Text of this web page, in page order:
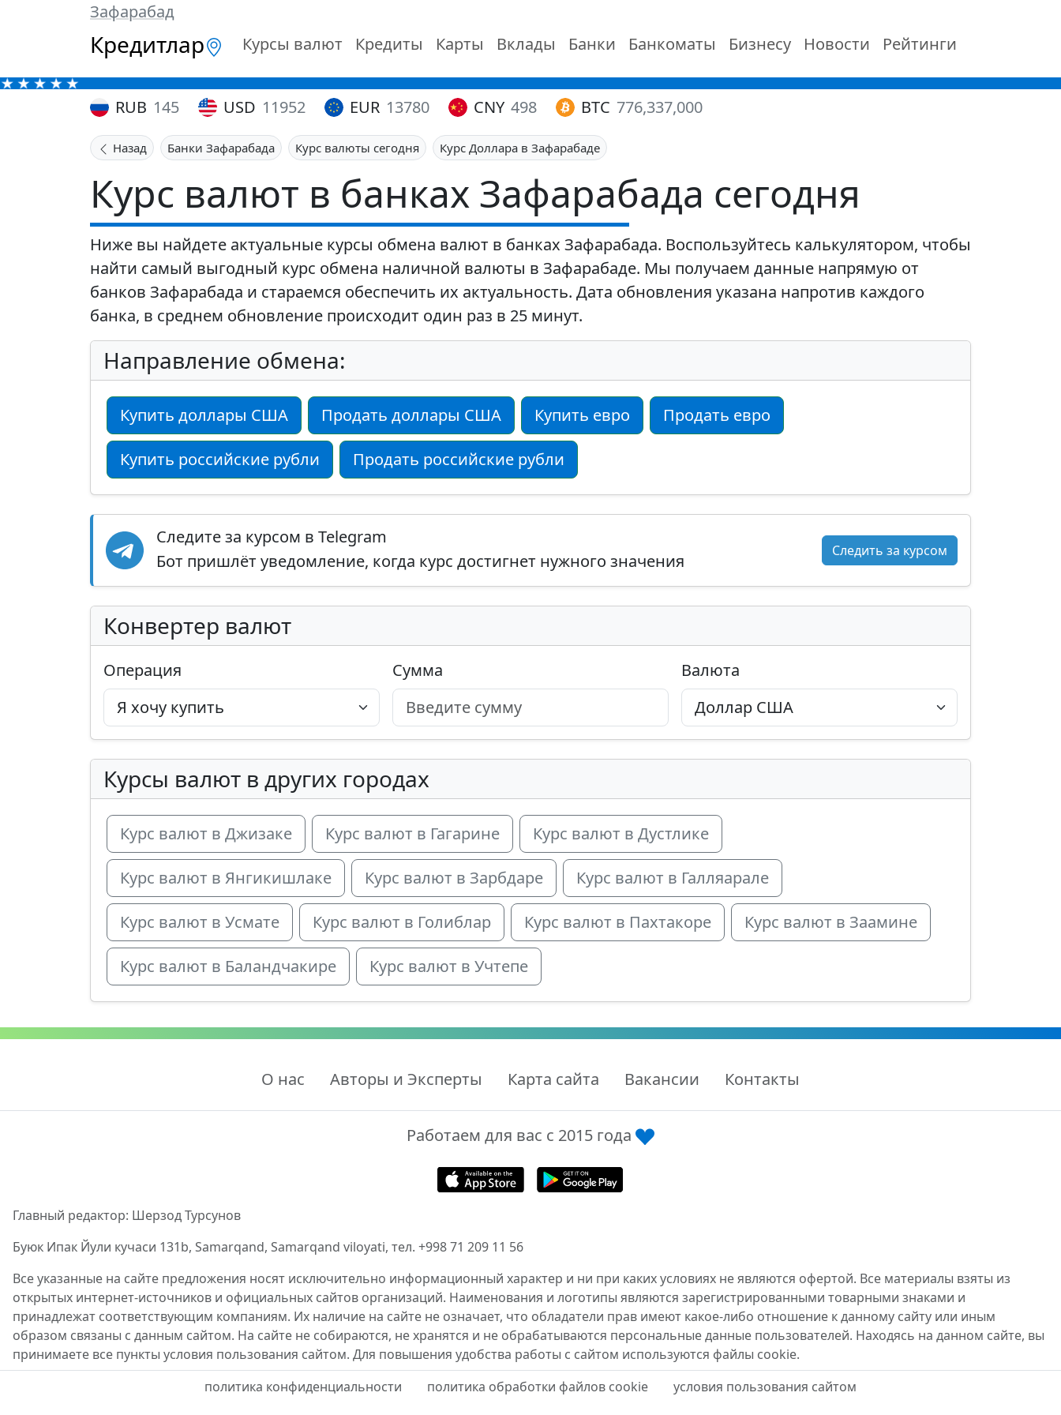
Зафарабад
Кредитлар Курсы валют Кредиты Карты Вклады Банки Банкоматы Бизнесу Новости Рейтинги
RUB 145 USD 11952 EUR 13780 CNY 498 BTC 776,337,000
Назад Банки Зафарабада Курс валюты сегодня Курс Доллара в Зафарабаде
Курс валют в банках Зафарабада сегодня
Ниже вы найдете актуальные курсы обмена валют в банках Зафарабада. Воспользуйтесь калькулятором, чтобы
найти самый выгодный курс обмена наличной валюты в Зафарабаде. Мы получаем данные напрямую от
банков Зафарабада и стараемся обеспечить их актуальность. Дата обновления указана напротив каждого
банка, в среднем обновление происходит один раз в 25 минут.
Направление обмена:
Купить доллары США Продать доллары США Купить евро Продать евро
Купить российские рубли Продать российские рубли
Следите за курсом в Telegram
Бот пришлёт уведомление, когда курс достигнет нужного значения
Следить за курсом
Конвертер валют
Операция Сумма Валюта
Курсы валют в других городах
Курс валют в Джизаке Курс валют в Гагарине Курс валют в Дустлике
Курс валют в Янгикишлаке Курс валют в Зарбдаре Курс валют в Галляарале
Курс валют в Усмате Курс валют в Голиблар Курс валют в Пахтакоре Курс валют в Заамине
Курс валют в Баландчакире Курс валют в Учтепе
О нас Авторы и Эксперты Карта сайта Вакансии Контакты
Работаем для вас с 2015 года
Главный редактор: Шерзод Турсунов
Буюк Ипак Йули кучаси 131b, Samarqand, Samarqand viloyati, тел. +998 71 209 11 56
Все указанные на сайте предложения носят исключительно информационный характер и ни при каких условиях не являются офертой. Все материалы взяты из
открытых интернет-источников и официальных сайтов организаций. Наименования и логотипы являются зарегистрированными товарными знаками и
принадлежат соответствующим компаниям. Их наличие на сайте не означает, что обладатели прав имеют какое-либо отношение к данному сайту или иным
образом связаны с данным сайтом. На сайте не собираются, не хранятся и не обрабатываются персональные данные пользователей. Находясь на данном сайте, вы
принимаете все пункты условия пользования сайтом. Для повышения удобства работы с сайтом используются файлы cookie.
политика конфиденциальности
политика обработки файлов cookie условия пользования сайтом